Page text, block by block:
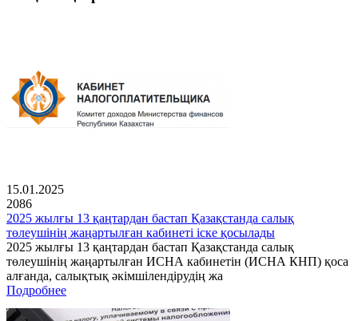
15.01.2025
2086
2025 жылғы 13 қаңтардан бастап Қазақстанда салық
төлеушінің жаңартылған кабинеті іске қосылады
2025 жылғы 13 қаңтардан бастап Қазақстанда салық
төлеушінің жаңартылған ИСНА кабинетін (ИСНА КНП) қоса
алғанда, салықтық әкімшілендірудің жа
Подробнее